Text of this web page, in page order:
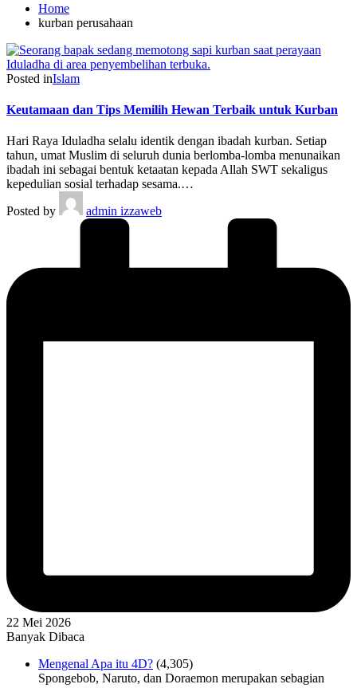
Home
kurban perusahaan
Posted inIslam
Keutamaan dan Tips Memilih Hewan Terbaik untuk Kurban
Hari Raya Iduladha selalu identik dengan ibadah kurban. Setiap
tahun, umat Muslim di seluruh dunia berlomba-lomba menunaikan
ibadah ini sebagai bentuk ketaatan kepada Allah SWT sekaligus
kepedulian sosial terhadap sesama.…
Posted by
admin izzaweb
22 Mei 2026
Banyak Dibaca
Mengenal Apa itu 4D? (4,305)
Spongebob, Naruto, dan Doraemon merupakan sebagian